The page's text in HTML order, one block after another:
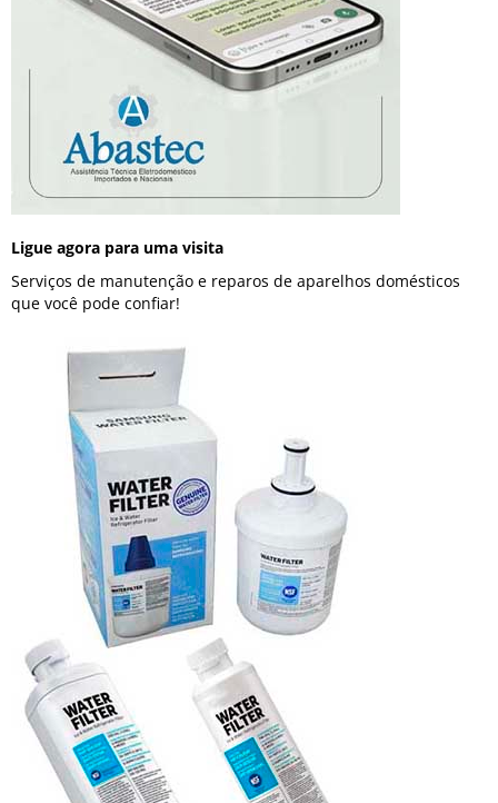
Ligue agora para uma visita
Serviços de manutenção e reparos de aparelhos domésticos
que você pode confiar!